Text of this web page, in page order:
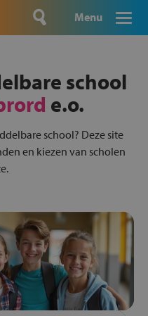
Menu
school
e.o.
school? Deze site
en kiezen van scholen